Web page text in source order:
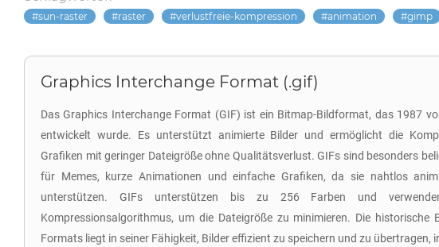
sun-raster raster verlustfreie-kompression animation gimp
Graphics Interchange Format (.gif)
Das Graphics Interchange Format (GIF) ist ein Bitmap-Bildformat, das 1987
entwickelt wurde. Es unterstützt animierte Bilder und ermöglicht die
Grafiken mit geringer Dateigröße ohne Qualitätsverlust. GIFs sind besonders
für Memes, kurze Animationen und einfache Grafiken, da sie nahtlos
unterstützen. GIFs unterstützen bis zu 256 Farben und
Kompressionsalgorithmus, um die Dateigröße zu minimieren. Die historische
Formats liegt in seiner Fähigkeit, Bilder effizient zu speichern und zu übertragen,